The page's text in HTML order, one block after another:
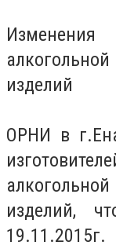
Изменения
изделий
ОРНИ в
изделий,